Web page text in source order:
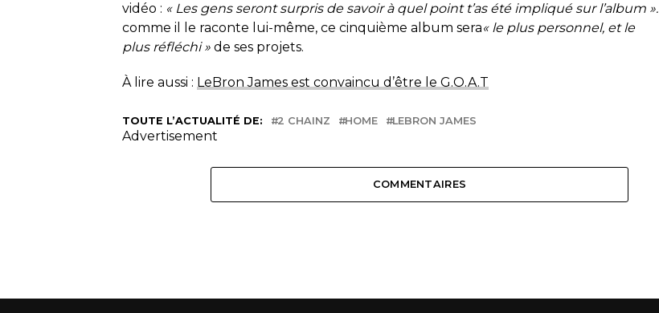
vidéo : « Les gens seront surpris de savoir à quel point t’as été impliqué sur l’album ».
comme il le raconte lui-même, ce cinquième album sera« le plus personnel, et le
plus réfléchi » de ses projets.
À lire aussi : LeBron James est convaincu d’être le G.O.A.T
TOUTE L’ACTUALITÉ DE: 2 CHAINZ HOME LEBRON JAMES
Advertisement
COMMENTAIRES